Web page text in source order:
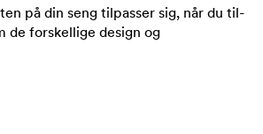
på din seng tilpasser sig, når du til-
de forskellige design og